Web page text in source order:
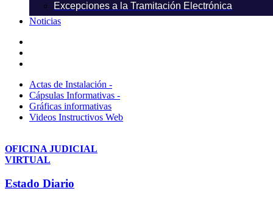
Excepciones a la Tramitación Electrónica
Noticias
Actas de Instalación -
Cápsulas Informativas -
Gráficas informativas
Videos Instructivos Web
OFICINA JUDICIAL
VIRTUAL
Estado Diario